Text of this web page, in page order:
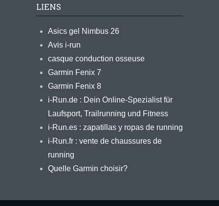
LIENS
Asics gel Nimbus 26
Avis i-run
casque conduction osseuse
Garmin Fenix 7
Garmin Fenix 8
i-Run.de : Dein Online-Spezialist für
Laufsport, Trailrunning und Fitness
i-Run.es : zapatillas y ropas de running
i-Run.fr : vente de chaussures de
running
Quelle Garmin choisir?